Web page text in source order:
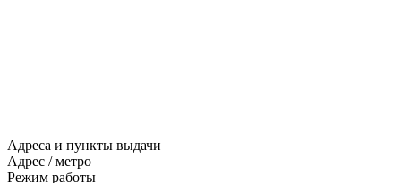
Адреса и пункты выдачи
Адрес / метро
Режим работы